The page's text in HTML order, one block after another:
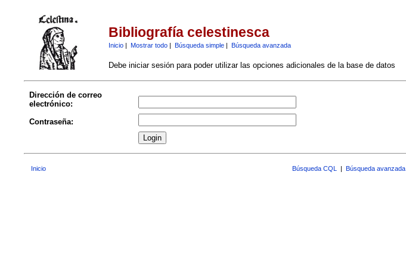
Bibliografía celestinesca
Inicio| Mostrar todo| Búsqueda simple| Búsqueda avanzada
Debe iniciar sesión para poder utilizar las opciones adicionales de la base de datos
Dirección de correo
electrónico:
Contraseña:
Inicio Búsqueda CQL | Búsqueda avanzada